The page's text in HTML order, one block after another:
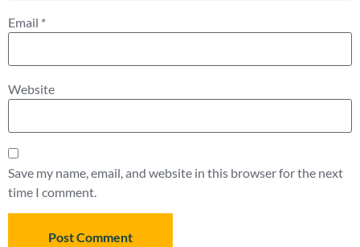
Email *
Website
Save my name, email, and website in this browser for the next
time I comment.